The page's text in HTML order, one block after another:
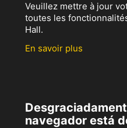
Veuillez mettre à jour
toutes les
Hall.
En savoir plus
navegador está